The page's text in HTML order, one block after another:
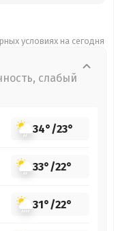
условиях на сегодня
слабый
34°/23°
33°/22°
31°/22°